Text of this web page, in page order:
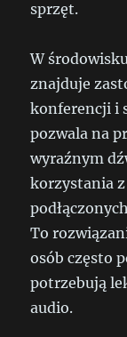
sprzęt.
W
znajduje
konferencji i
pozwala na
wyraźnym
korzystania
To
osób często
potrzebują
audio.